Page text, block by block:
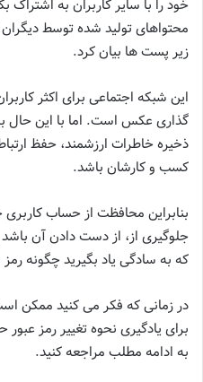
خود را با سایر کاربران به
محتواهای تولید شده توسط
زیر پست ها بیان کرد.
این شبکه اجتماعی برای اکثر
گذاری عکس است. اما با این حال
ذخیره خاطرات ارزشمند، حفظ
کسب ‌و کارشان باشد.
بنابراین محافظت از حساب کاربری
جلوگیری از، از دست دادن آن
که به سادگی یاد بگیرید چگونه رمز
در زمانی که فکر می کنید ممکن
برای یادگیری نحوه تغییر رمز
به ادامه مطلب مراجعه کنید.